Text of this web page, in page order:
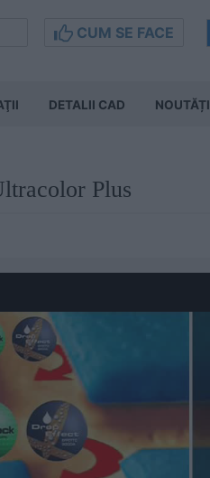
CUM SE FACE
DETALII CAD NOUTĂȚI
Plus